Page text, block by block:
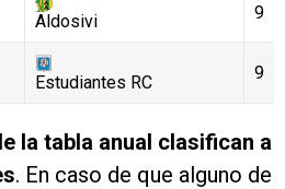
Aldosivi 9
Estudiantes RC 9
la tabla anual clasifican a
. En caso de que alguno de